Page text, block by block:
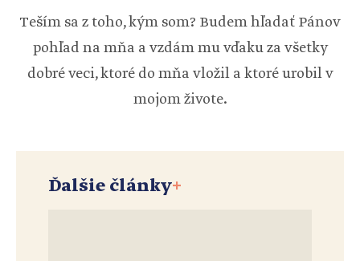
Teším sa z toho, kým som? Budem hľadať Pánov
pohľad na mňa a vzdám mu vďaku za všetky
dobré veci, ktoré do mňa vložil a ktoré urobil v
mojom živote.
Ďalšie články+